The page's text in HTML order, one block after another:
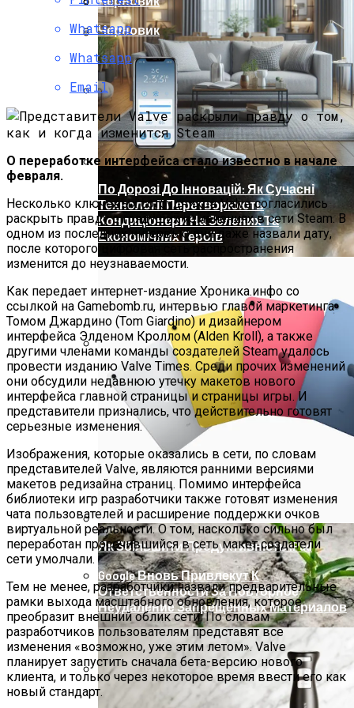
Ученые Назвали Новую Угрозу
Человечеству, Вызванную
Глобальным Потеплением
Телескоп «Хаббл» Показал Необычную
Галактику
Ученые Назвали Новую Смертельную
Как Изучать Библию
Мир Зазеркалья
По Дорозі До Інновацій: Як Сучасні
Технології Перетворюють
Кондиціонери На Зелених Та
Економічних Героїв
Як Збільшити Продуктивність IPad
Google Вновь Привлекут К
Ответственности За Повторное
Неудаление Запрещённых Материалов
Черновик
Whatsapp
Whatsapp
Email
О переработке интерфейса стало известно в начале
февраля.
Несколько ключевых сотрудников Valve согласились
раскрыть правду о грядущих изменениях в сети Steam. В
одном из последних интервью они даже назвали дату,
после которого цифровая сеть распространения
изменится до неузнаваемости.
Как передает интернет-издание Хроника.инфо со
ссылкой на Gamebomb.ru, интервью главой маркетинга
Томом Джардино (Tom Giardino) и дизайнером
интерфейса Элденом Кроллом (Alden Kroll), а также
другими членами команды создателей Steam удалось
провести изданию Valve Times. Среди прочих изменений
они обсудили недавнюю утечку макетов нового
интерфейса главной страницы и страницы игры. И
представители признались, что действительно готовят
серьезные изменения.
Изображения, которые оказались в сети, по словам
представителей Valve, являются ранними версиями
макетов редизайна страниц. Помимо интерфейса
библиотеки игр разработчики также готовят изменения
чата пользователей и расширение поддержки очков
виртуальной реальности. О том, насколько сильно был
переработан просочившийся в сеть макет создатели
сети умолчали.
Тем не менее, разработчики назвали предварительные
рамки выхода масштабного обновления, которое
преобразит внешний облик сети. По словам
разработчиков пользователям представят все
изменения «возможно, уже этим летом». Valve
планирует запустить сначала бета-версию нового
клиента, и только через некоторое время ввести его как
новый стандарт.